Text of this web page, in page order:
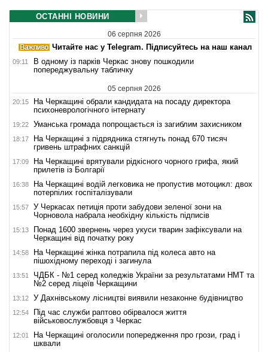
ОСТАННІ НОВИНИ
06 серпня 2026
Читайте нас у Telegram. Підписуйтесь на наш канал
09:11
В одному із парків Черкас знову пошкодили
попереджувальну табличку
05 серпня 2026
20:15
На Черкащині обрали кандидата на посаду директора
психоневрологічного інтернату
19:22 Уманська громада попрощається із загиблим захисником
18:17
На Черкащині з підрядника стягнуть понад 670 тисяч
гривень штрафних санкцій
17:09
На Черкащині врятували рідкісного чорного грифа, який
прилетів із Болгарії
16:38
На Черкащині водій легковика не пропустив мотоцикл: двох
потерпілих госпіталізували
15:57
У Черкасах петиція проти забудови зеленої зони на
Чорновола набрала необхідну кількість підписів
15:13
Понад 1600 звернень через укуси тварин зафіксували на
Черкащині від початку року
14:58
На Черкащині жінка потрапила під колеса авто на
пішохідному переході і загинула
13:51
ЧДБК - №1 серед коледжів України за результатами НМТ та
№2 серед ліцеїв Черкащини
13:12 У Дахнівському лісництві виявили незаконне будівництво
12:54
Під час служби раптово обірвалося життя
військовослужбовця з Черкас
12:01
На Черкащині оголосили попередження про грози, град і
шквали